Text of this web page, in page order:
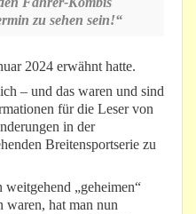
zu sehen sein!“
2024 erwähnt hatte.
– und das waren und sind
für die Leser von
in der
Breitensportserie zu
„geheimen“
waren, hat man nun